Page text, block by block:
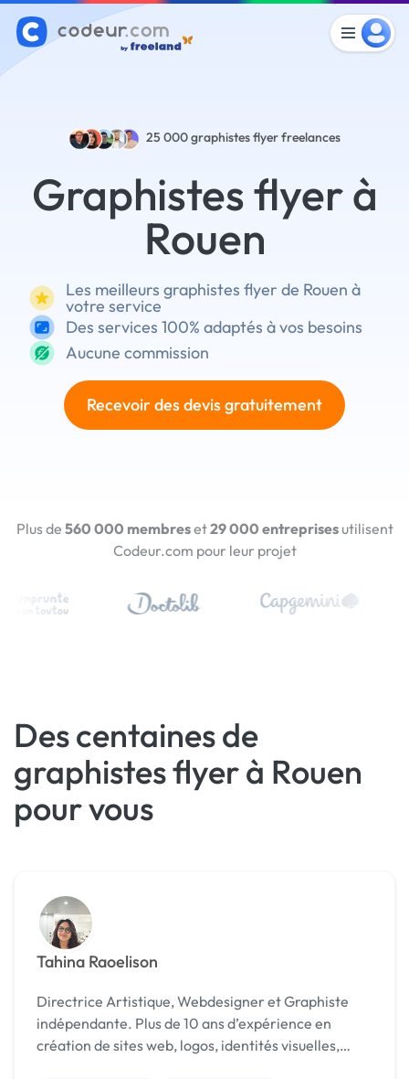
25 000graphistes flyer freelances
Graphistes flyer à
Rouen
Les meilleurs graphistes flyer de Rouen à
votre service
Des services 100% adaptés à vos besoins
Aucune commission
Recevoir des devis gratuitement
Plus de 560 000 membreset29 000 entreprisesutilisent
Codeur.com pour leur projet
Des centaines de
graphistes flyer à Rouen
pour vous
Tahina Raoelison
Directrice Artistique, Webdesigner et Graphiste
indépendante. Plus de 10 ans d’expérience en
création de sites web, logos, identités visuelles,